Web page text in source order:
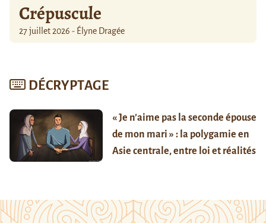
Crépuscule
27 juillet 2026 - Élyne Dragée
DÉCRYPTAGE
« Je n’aime pas la seconde épouse
de mon mari » : la polygamie en
Asie centrale, entre loi et réalités